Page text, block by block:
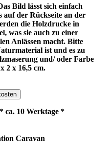
Bild lässt sich einfach
auf der Rückseite an der
die Holzdrucke in
was sie auch zu einer
Anlässen macht. Bitte
ist und es zu
und/ oder Farbe
2 x 16,5 cm.
ca. 10 Werktage *